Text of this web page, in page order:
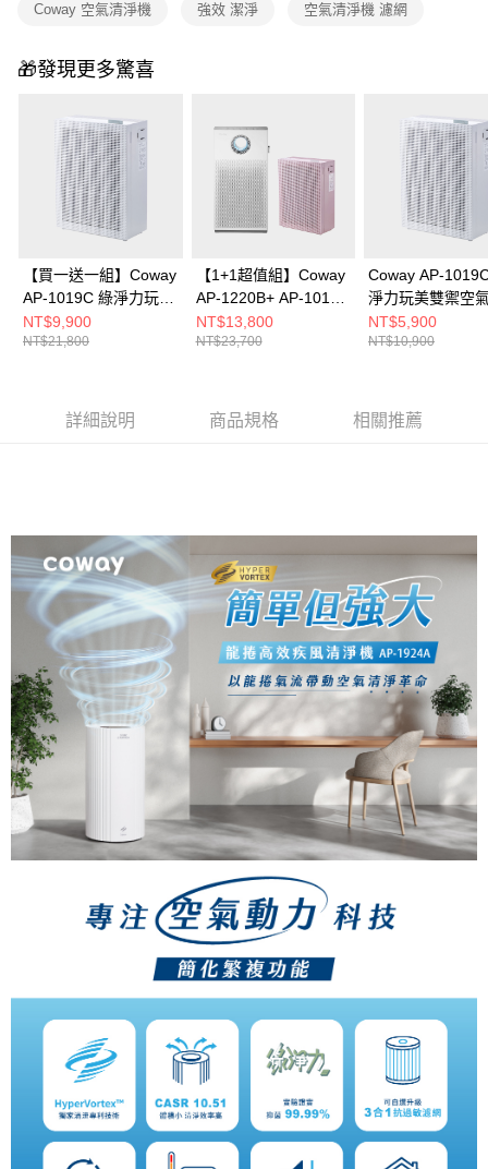
Coway 空氣清淨機 強效 潔淨 空氣清淨機 濾網
🎁發現更多驚喜
【買一送一組】Coway
AP-1019C 綠淨力玩美
雙禦空氣清淨機 純淨
白
NT$9,900
NT$21,800
【1+1超值組】Coway
AP-1220B+ AP-1019C
空氣清淨機
NT$13,800
NT$23,700
Coway AP-
淨力玩美雙禦空
機 純淨白
NT$5,900
NT$10,900
詳細說明 商品規格 相關推薦